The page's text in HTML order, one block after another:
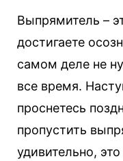
Выпрямитель –
достигаете
самом деле не
все время.
проснетесь
пропустить
удивительно,